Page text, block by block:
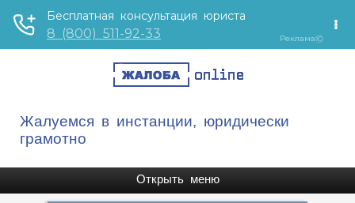
Жалуемся в инстанции, юридически
грамотно